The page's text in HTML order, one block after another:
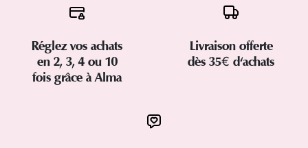
Réglez vos achats
en 2, 3, 4 ou 10
fois grâce à Alma
Livraison offerte
dès 35€ d'achats